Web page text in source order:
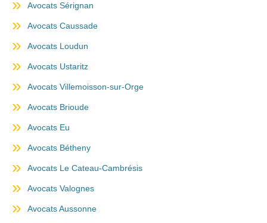
Avocats Sérignan
Avocats Caussade
Avocats Loudun
Avocats Ustaritz
Avocats Villemoisson-sur-Orge
Avocats Brioude
Avocats Eu
Avocats Bétheny
Avocats Le Cateau-Cambrésis
Avocats Valognes
Avocats Aussonne